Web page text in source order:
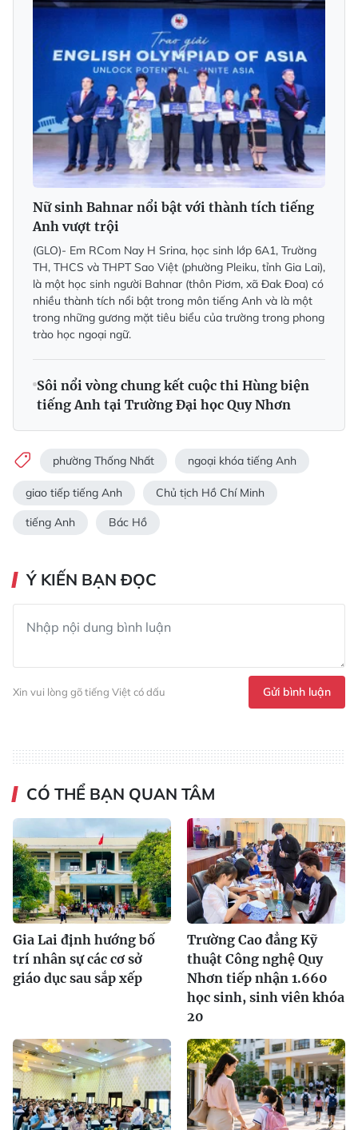
Nữ sinh Bahnar nổi bật với thành tích tiếng
Anh vượt trội
(GLO)- Em RCom Nay H Srina, học sinh lớp 6A1, Trường
TH, THCS và THPT Sao Việt (phường Pleiku, tỉnh Gia Lai),
là một học sinh người Bahnar (thôn Piơm, xã Đak Đoa) có
nhiều thành tích nổi bật trong môn tiếng Anh và là một
trong những gương mặt tiêu biểu của trường trong phong
trào học ngoại ngữ.
Sôi nổi vòng chung kết cuộc thi Hùng biện
tiếng Anh tại Trường Đại học Quy Nhơn
phường Thống Nhất ngoại khóa tiếng Anh
giao tiếp tiếng Anh Chủ tịch Hồ Chí Minh
tiếng Anh Bác Hồ
Ý KIẾN BẠN ĐỌC
Xin vui lòng gõ tiếng Việt có dấu Gửi bình luận
CÓ THỂ BẠN QUAN TÂM
Gia Lai định hướng bố
trí nhân sự các cơ sở
giáo dục sau sắp xếp
Trường Cao đẳng Kỹ
thuật Công nghệ Quy
Nhơn tiếp nhận 1.660
học sinh, sinh viên khóa
20